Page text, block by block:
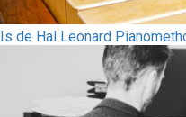
Is de Hal Leonard